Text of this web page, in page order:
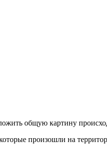
общую картину
произошли на